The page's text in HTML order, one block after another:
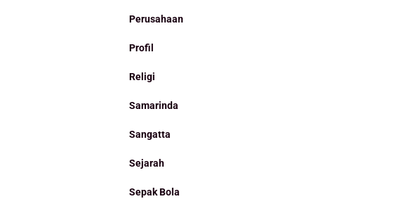
Perusahaan
Profil
Religi
Samarinda
Sangatta
Sejarah
Sepak Bola